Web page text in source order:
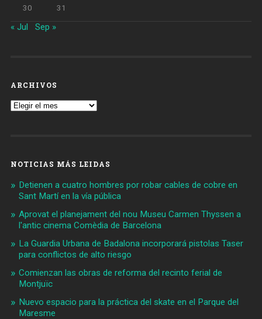
30 31
« Jul Sep »
ARCHIVOS
Archivos
NOTICIAS MÁS LEIDAS
Detienen a cuatro hombres por robar cables de cobre en
Sant Martí en la vía pública
Aprovat el planejament del nou Museu Carmen Thyssen a
l'antic cinema Comèdia de Barcelona
La Guardia Urbana de Badalona incorporará pistolas Taser
para conflictos de alto riesgo
Comienzan las obras de reforma del recinto ferial de
Montjuïc
Nuevo espacio para la práctica del skate en el Parque del
Maresme